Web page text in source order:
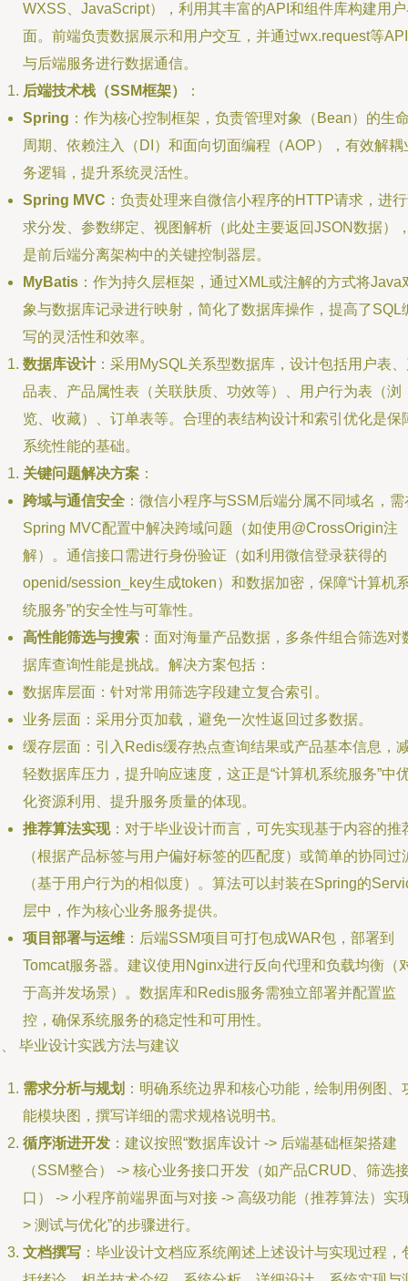
WXSS、JavaScript），利用其丰富的API和组件库构建用
面。前端负责数据展示和用户交互，并通过wx.request等API
与后端服务进行数据通信。
后端技术栈（SSM框架）
：
Spring ：作为核心控制框架，负责管理对象（Bean）的生
周期、依赖注入（DI）和面向切面编程（AOP），有效解耦
务逻辑，提升系统灵活性。
Spring MVC ：负责处理来自微信小程序的HTTP请求，进
求分发、参数绑定、视图解析（此处主要返回JSON数据）
是前后端分离架构中的关键控制器层。
MyBatis ：作为持久层框架，通过XML或注解的方式将Java
象与数据库记录进行映射，简化了数据库操作，提高了SQL
写的灵活性和效率。
数据库设计：采用MySQL关系型数据库，设计包括用户表
品表、产品属性表（关联肤质、功效等）、用户行为表（浏
览、收藏）、订单表等。合理的表结构设计和索引优化是保
系统性能的基础。
关键问题解决方案 ：
跨域与通信安全 ：微信小程序与SSM后端分属不同域名，需
Spring MVC配置中解决跨域问题（如使用@CrossOrigin注
解）。通信接口需进行身份验证（如利用微信登录获得的
openid/session_key生成token）和数据加密，保障“计算机
统服务”的安全性与可靠性。
高性能筛选与搜索 ：面对海量产品数据，多条件组合筛选对
据库查询性能是挑战。解决方案包括：
数据库层面：针对常用筛选字段建立复合索引。
业务层面：采用分页加载，避免一次性返回过多数据。
缓存层面：引入Redis缓存热点查询结果或产品基本信息，
轻数据库压力，提升响应速度，这正是“计算机系统服务”中
化资源利用、提升服务质量的体现。
推荐算法实现：对于毕业设计而言，可先实现基于内容的推
（根据产品标签与用户偏好标签的匹配度）或简单的协同过
（基于用户行为的相似度）。算法可以封装在Spring的
层中，作为核心业务服务提供。
项目部署与运维 ：后端SSM项目可打包成WAR包，部署到
Tomcat服务器。建议使用Nginx进行反向代理和负载均衡（
于高并发场景）。数据库和Redis服务需独立部署并配置监
控，确保系统服务的稳定性和可用性。
毕业设计实践方法与建议
需求分析与规划 ：明确系统边界和核心功能，绘制用例图、
能模块图，撰写详细的需求规格说明书。
循序渐进开发 ：建议按照“数据库设计 -> 后端基础框架搭建
（SSM整合） -> 核心业务接口开发（如产品CRUD、筛选
口） -> 小程序前端界面与对接 -> 高级功能（推荐算法）实
> 测试与优化”的步骤进行。
文档撰写 ：毕业设计文档应系统阐述上述设计与实现过程，